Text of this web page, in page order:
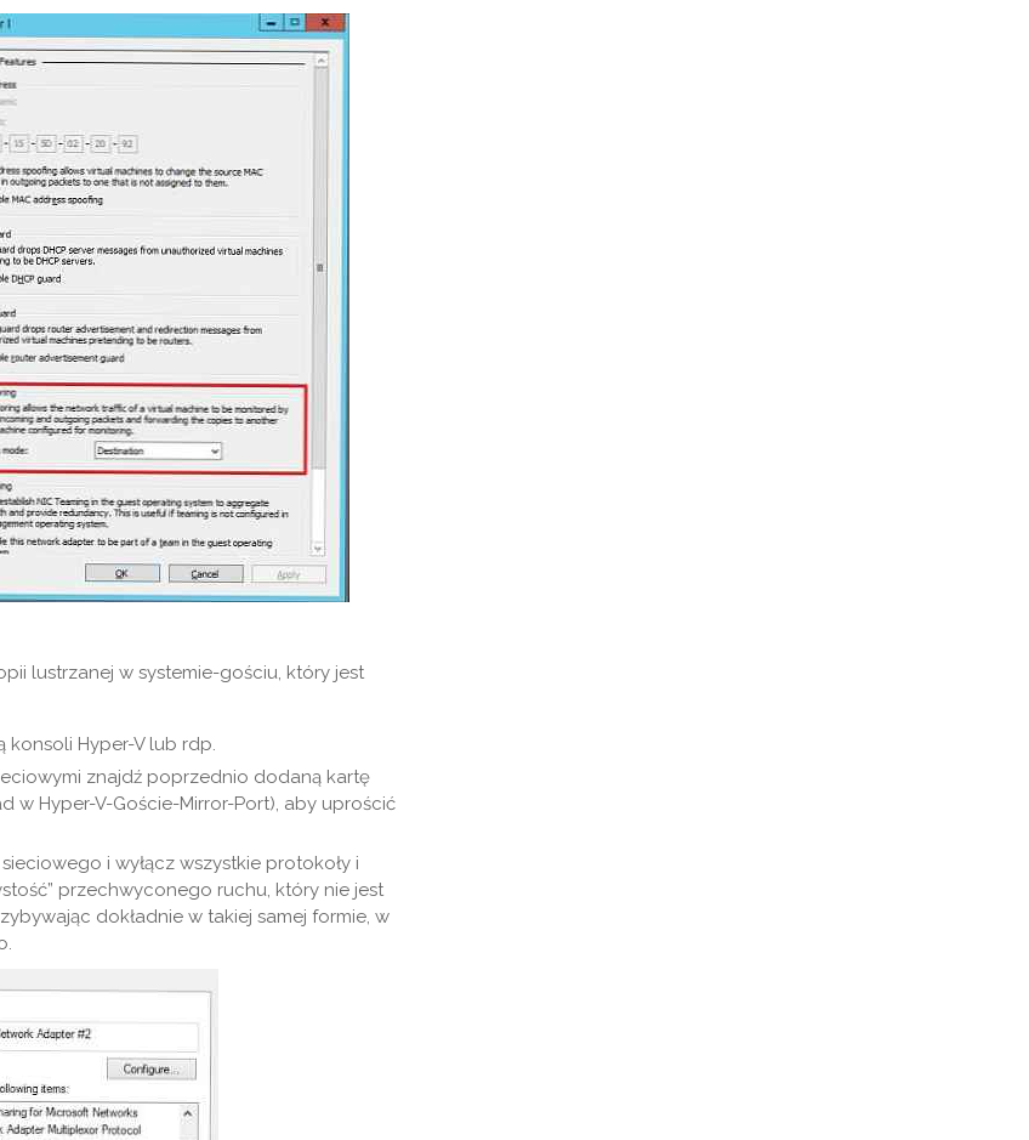
lustrzanej w systemie-gościu, który jest
Hyper-V lub rdp.
znajdź poprzednio dodaną kartę
w Hyper-V-Goście-Mirror-Port), aby uprościć
i wyłącz wszystkie protokoły i
przechwyconego ruchu, który nie jest
dokładnie w takiej samej formie, w